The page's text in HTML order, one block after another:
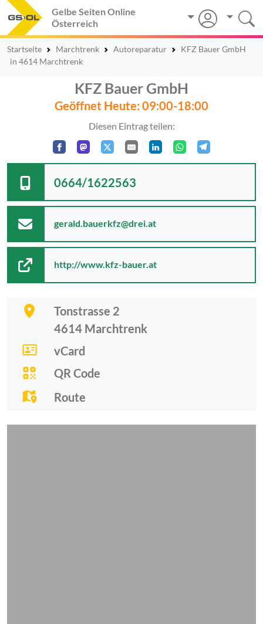
Gelbe Seiten Online
Österreich
Startseite Marchtrenk Autoreparatur
KFZ Bauer GmbH
in 4614 Marchtrenk
KFZ Bauer GmbH
Geöffnet Heute: 09:00-18:00
Diesen Eintrag teilen:
Tonstrasse 2
4614 Marchtrenk
vCard
QR Code
Route
0664/1622563
gerald.bauerkfz@drei.at
http://www.kfz-bauer.at